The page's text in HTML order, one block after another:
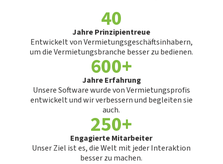
40
Jahre Prinzipientreue
Entwickelt von Vermietungsgeschäftsinhabern,
um die Vermietungsbranche besser zu bedienen.
600+
Jahre Erfahrung
Unsere Software wurde von Vermietungsprofis
entwickelt und wir verbessern und begleiten sie
auch.
250+
Engagierte Mitarbeiter
Unser Ziel ist es, die Welt mit jeder Interaktion
besser zu machen.